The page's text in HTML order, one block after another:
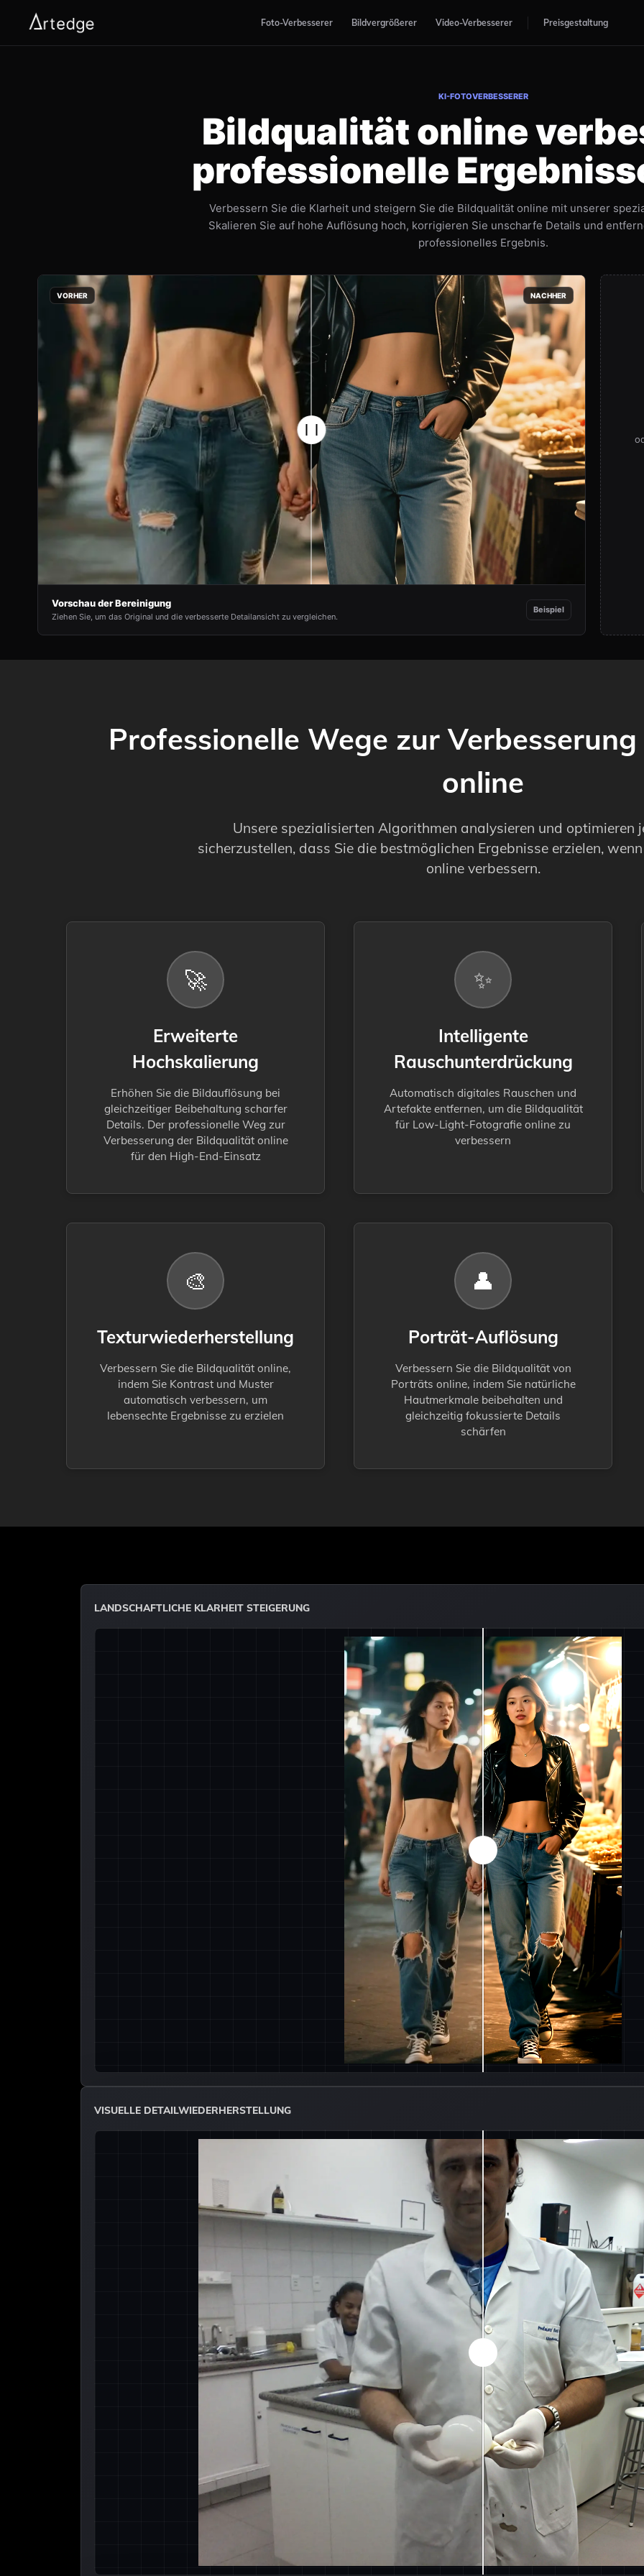
Foto-Verbesserer Bildvergrößerer Video-Verbesserer Preisgestaltung
KI-FOTOVERBESSERER
Bildqualität online
professionelle
Verbessern Sie die Klarheit und steigern Sie die Bildqualität online mit unserer
Skalieren Sie auf hohe Auflösung hoch, korrigieren Sie unscharfe Details und
professionelles Ergebnis.
VORHER NACHHER
Vorschau der Bereinigung
Ziehen Sie, um das Original und die verbesserte Detailansicht zu vergleichen.
Beispiel
Professionelle Wege zur
online
Unsere spezialisierten Algorithmen analysieren und optimieren
sicherzustellen, dass Sie die bestmöglichen Ergebnisse erzielen,
online verbessern.
🚀
Erweiterte
Hochskalierung
Erhöhen Sie die Bildauflösung bei
gleichzeitiger Beibehaltung scharfer
Details. Der professionelle Weg zur
Verbesserung der Bildqualität online
für den High-End-Einsatz
✨
Intelligente
Rauschunterdrückung
Automatisch digitales Rauschen und
Artefakte entfernen, um die Bildqualität
für Low-Light-Fotografie online zu
verbessern
🎨
Texturwiederherstellung
Verbessern Sie die Bildqualität online,
indem Sie Kontrast und Muster
automatisch verbessern, um
lebensechte Ergebnisse zu erzielen
👤
Porträt-Auflösung
Verbessern Sie die Bildqualität von
Porträts online, indem Sie natürliche
Hautmerkmale beibehalten und
gleichzeitig fokussierte Details
schärfen
LANDSCHAFTLICHE KLARHEIT STEIGERUNG
VISUELLE DETAILWIEDERHERSTELLUNG